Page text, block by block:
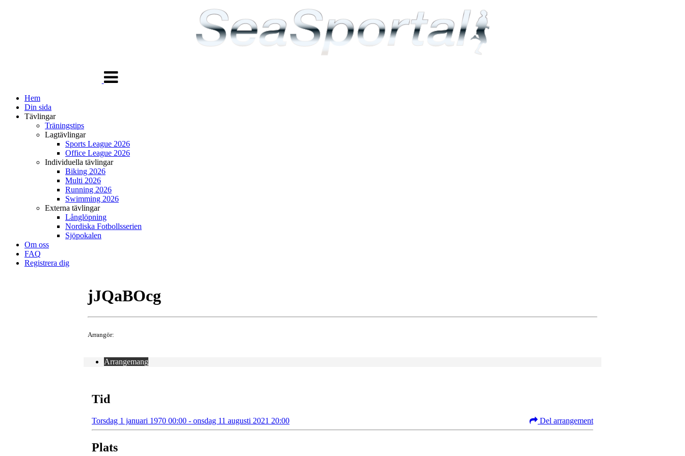
navigering
Hem
Din sida
Tävlingar
Träningstips
Lagtävlingar
Sports League 2026
Office League 2026
Individuella tävlingar
Biking 2026
Multi 2026
Running 2026
Swimming 2026
Externa tävlingar
Långlöpning
Nordiska Fotbollsserien
Sjöpokalen
Om oss
FAQ
Registrera dig
jJQaBOcg
Arrangör:
Arrangemang
Tid
Torsdag 1 januari 1970 00:00 - onsdag 11 augusti 2021 20:00 Del arrangement
Plats